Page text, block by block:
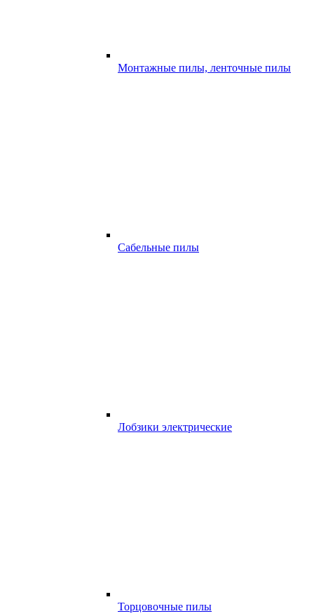
Монтажные пилы, ленточные пилы
Сабельные пилы
Лобзики электрические
Торцовочные пилы